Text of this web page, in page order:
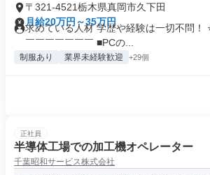
〒321-4521栃木県真岡市久下田
月給20万円～35万円
求めている人材 学歴や経験は一切不問！
￣￣￣￣￣￣￣ ■PCの...
制服あり 業界未経験歓迎 +29個
正社員
半導体工場での加工機オペレーター
千葉昭和サービス株式会社